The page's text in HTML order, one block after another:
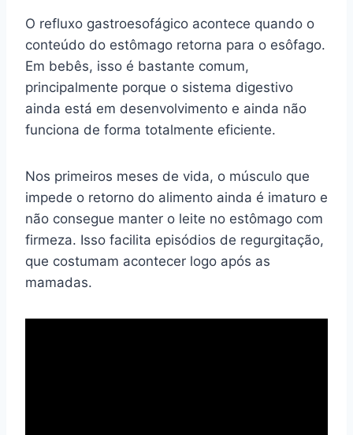
O refluxo gastroesofágico acontece quando o
conteúdo do estômago retorna para o esôfago.
Em bebês, isso é bastante comum,
principalmente porque o sistema digestivo
ainda está em desenvolvimento e ainda não
funciona de forma totalmente eficiente.
Nos primeiros meses de vida, o músculo que
impede o retorno do alimento ainda é imaturo e
não consegue manter o leite no estômago com
firmeza. Isso facilita episódios de regurgitação,
que costumam acontecer logo após as
mamadas.